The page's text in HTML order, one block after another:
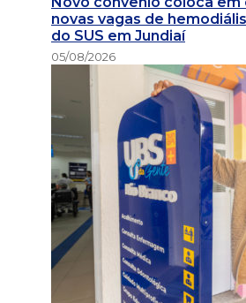
novas vagas de
do SUS em Jundiaí
05/08/2026